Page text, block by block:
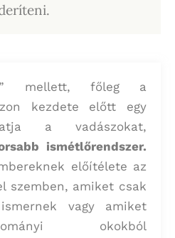
mellett, főleg a
kezdete előtt egy
a vadászokat,
ismétlőrendszer.
előítélete az
szemben, amiket csak
vagy amiket
okokból